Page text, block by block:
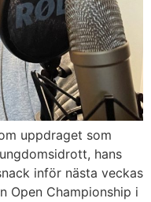
uppdraget som
hans
inför nästa veckas
Open Championship i